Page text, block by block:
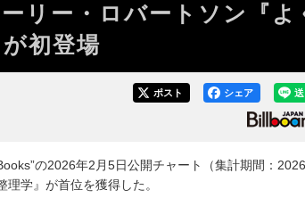
リー・ロバートソン『よ
初登場
シェア
ポスト
の2026年2月5日公開チャート（集計期間：
学』が首位を獲得した。